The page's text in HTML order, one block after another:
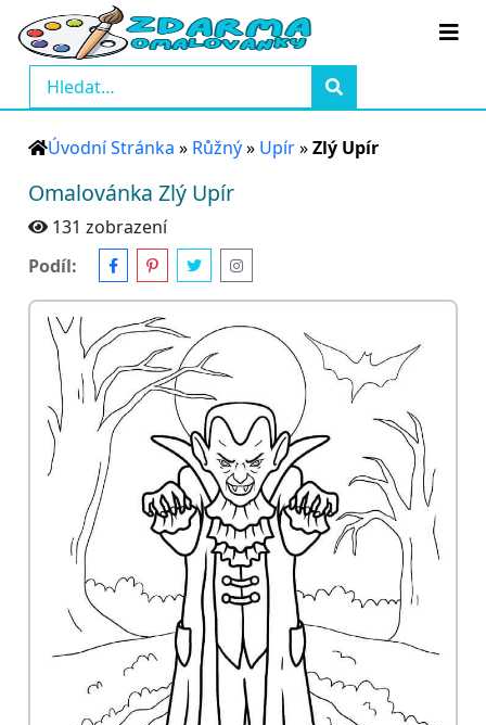
Úvodní Stránka » Růžný» Upír»Zlý Upír
Omalovánka Zlý Upír
131 zobrazení
Podíl: